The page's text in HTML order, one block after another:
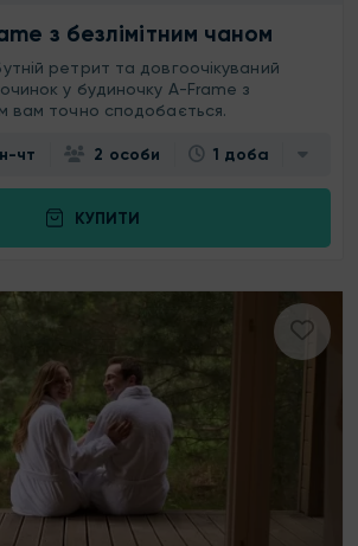
з безлімітним чаном
ретрит та довгоочікуваний
у будиночку A-Frame з
вам точно сподобається.
чт 2 особи 1 доба
КУПИТИ